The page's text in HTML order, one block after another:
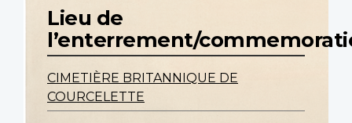
Lieu de
l’enterrement/
CIMETIÈRE BRITANNIQUE DE
COURCELETTE